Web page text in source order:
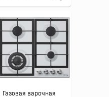
Газовая варочная